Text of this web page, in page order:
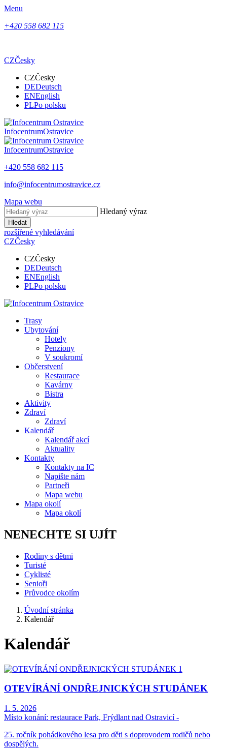
Menu
+420 558 682 115
CZČesky
CZČesky
DEDeutsch
ENEnglish
PLPo polsku
InfocentrumOstravice
InfocentrumOstravice
+420 558 682 115
info@infocentrumostravice.cz
Mapa webu
Hledaný výraz
Hledat
rozšířené vyhledávání
CZČesky
CZČesky
DEDeutsch
ENEnglish
PLPo polsku
Trasy
Ubytování
Hotely
Penziony
V soukromí
Občerstvení
Restaurace
Kavárny
Bistra
Aktivity
Zdraví
Zdraví
Kalendář
Kalendář akcí
Aktuality
Kontakty
Kontakty na IC
Napište nám
Partneři
Mapa webu
Mapa okolí
Mapa okolí
NENECHTE SI UJÍT
Rodiny s dětmi
Turisté
Cyklisté
Senioři
Průvodce okolím
Úvodní stránka
Kalendář
Kalendář
OTEVÍRÁNÍ ONDŘEJNICKÝCH STUDÁNEK
1. 5. 2026
Místo konání: restaurace Park, Frýdlant nad Ostravicí -
25. ročník pohádkového lesa pro děti s doprovodem rodičů nebo
dospělých.